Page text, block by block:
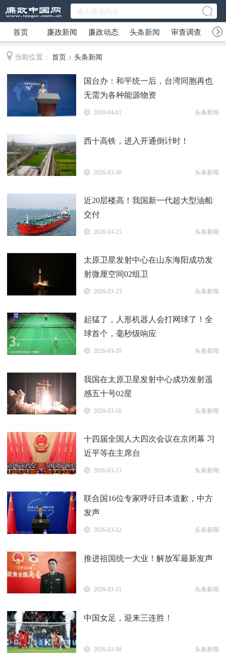
首页 廉政新闻 廉政动态 头条新闻 审查调查 廉
当前位置： 首页 > 头条新闻
国台办：和平统一后，台湾同胞再也
无需为各种能源物资
2026-04-01 头条新闻
西十高铁，进入开通倒计时！
2026-03-30 头条新闻
近20层楼高！我国新一代超大型油船
交付
2026-03-25 头条新闻
太原卫星发射中心在山东海阳成功发
射微厘空间02组卫
2026-03-23 头条新闻
起猛了，人形机器人会打网球了！全
球首个，毫秒级响应
2026-03-20 头条新闻
我国在太原卫星发射中心成功发射遥
感五十号02星
2026-03-16 头条新闻
十四届全国人大四次会议在京闭幕 习
近平等在主席台
2026-03-13 头条新闻
联合国16位专家呼吁日本道歉，中方
发声
2026-03-12 头条新闻
推进祖国统一大业！解放军最新发声
2026-03-11 头条新闻
中国女足，迎来三连胜！
2026-03-09 头条新闻